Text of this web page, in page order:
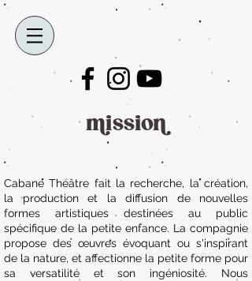
mission
Cabane Théâtre fait la recherche, la création,
la production et la diffusion de nouvelles
formes artistiques destinées au public
spécifique de la petite enfance. La compagnie
propose des œuvres évoquant ou s'inspirant
de la nature, et affectionne la petite forme pour
sa versatilité et son ingéniosité. Nous